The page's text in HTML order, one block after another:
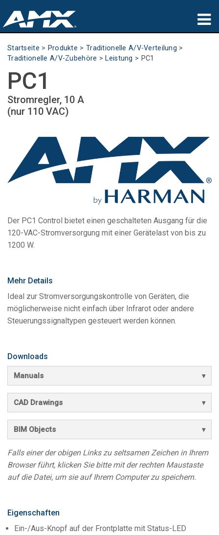
Produkte
Partners
Wo zu kaufen
Support
Über uns
Sprache/Region
Startseite > Produkte > Traditionelle A/V-Verteilung >
Traditionelle A/V-Zubehöre > Leistung > PC1
PC1
Stromregler, 10 A
(nur 110 VAC)
Der PC1 Control bietet einen geschalteten Ausgang für die
120-VAC-Stromversorgung mit einer Gerätelast von bis zu
1200 W.
Mehr Details
Ideal zur Stromversorgungskontrolle von Geräten, die
möglicherweise nicht einfach über Infrarot oder andere
Steuerungssignaltypen gesteuert werden können.
Downloads
Manuals
CAD Drawings
BIM Objects
Falls einer der obigen Links zu seltsamen Zeichen in Ihrem
Browser führt, klicken Sie bitte mit der rechten Maustaste
auf die Datei, um sie auf Ihrem Computer zu speichern.
Eigenschaften
Ein-/Aus-Knopf auf der Frontplatte mit Status-LED